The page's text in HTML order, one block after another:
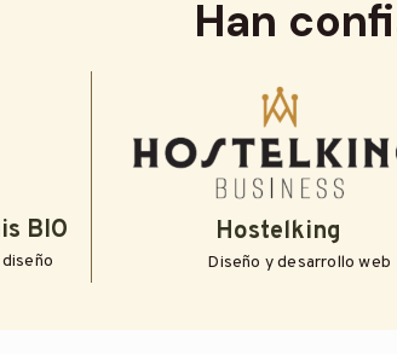
Han
BIO Hostelking
Diseño y desarrollo web